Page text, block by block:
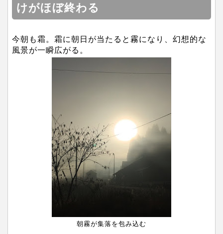
けがほぼ終わる
今朝も霜。霜に朝日が当たると霧になり、幻想的な
風景が一瞬広がる。
朝霧が集落を包み込む